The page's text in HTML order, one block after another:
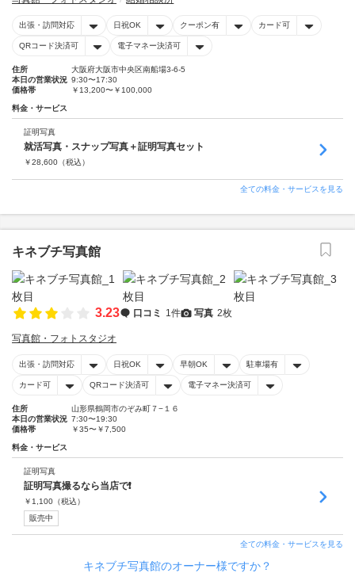
出張・訪問対応 日祝OK クーポン有 カード可
QRコード決済可 電子マネー決済可
住所
大阪府大阪市中央区南船場3-6-5
本日の営業状況 9:30〜17:30
価格帯
￥13,200〜￥100,000
料金・サービス
証明写真
就活写真・スナップ写真＋証明写真セット
￥28,600 （税込）
全ての料金・サービスを見る
キネブチ写真館
3.23 口コミ 1件 写真 2枚
写真館・フォトスタジオ
出張・訪問対応 日祝OK 早朝OK 駐車場有
カード可 QRコード決済可 電子マネー決済可
住所
山形県鶴岡市のぞみ町７−１６
本日の営業状況 7:30〜19:30
価格帯
￥35〜￥7,500
料金・サービス
証明写真
証明写真撮るなら当店で❗️
￥ 1,100 （税込）
販売中
全ての料金・サービスを見る
キネブチ写真館のオーナー様ですか？